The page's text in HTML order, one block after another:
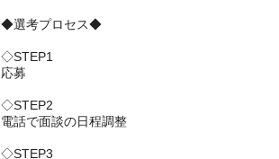
◆選考プロセス◆
◇STEP1
応募
◇STEP2
電話で面談の日程調整
◇STEP3